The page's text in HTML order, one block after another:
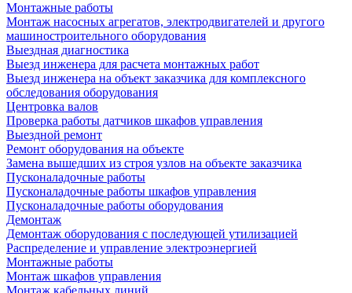
Монтажные работы
Монтаж насосных агрегатов, электродвигателей и другого
машиностроительного оборудования
Выездная диагностика
Выезд инженера для расчета монтажных работ
Выезд инженера на объект заказчика для комплексного
обследования оборудования
Центровка валов
Проверка работы датчиков шкафов управления
Выездной ремонт
Ремонт оборудования на объекте
Замена вышедших из строя узлов на объекте заказчика
Пусконаладочные работы
Пусконаладочные работы шкафов управления
Пусконаладочные работы оборудования
Демонтаж
Демонтаж оборудования с последующей утилизацией
Распределение и управление электроэнергией
Монтажные работы
Монтаж шкафов управления
Монтаж кабельных линий